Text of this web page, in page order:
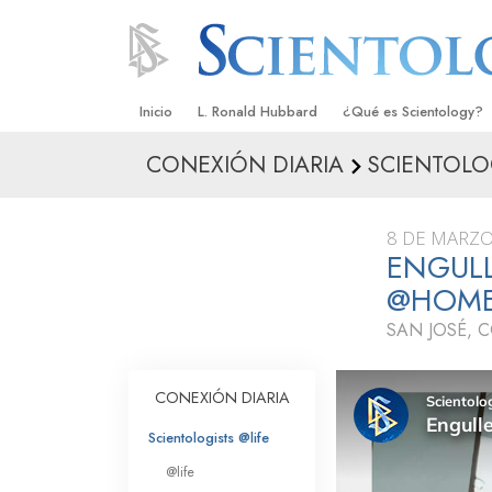
Inicio L. Ronald Hubbard ¿Qué es Scientology?
Creencias y Prácticas
Qué dicen los
Scientology
Conoce a un
Los Principios Básicos
Una Introducción a
CONEXIÓN DIARIA
8 DE
SAN JOSÉ,
CONEXIÓN DIARIA
Scientologists @life
@life